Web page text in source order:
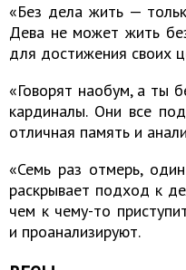
«Без дела жить —
Дева не может жить
для достижения своих
«Говорят наобум, а ты
кардиналы. Они все
отличная память и
«Семь раз отмерь,
раскрывает подход к
чем к чему-то
и проанализируют.